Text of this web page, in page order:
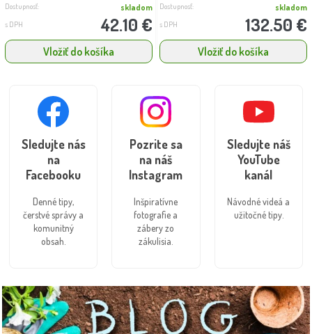
Dostupnosť: skladom
s DPH 42.10 €
Vložiť do košíka
Dostupnosť: skladom
s DPH 132.50 €
Vložiť do košíka
Sledujte nás
na
Facebooku
Denné tipy,
čerstvé správy a
komunitný
obsah.
Pozrite sa
na náš
Instagram
Inšpiratívne
fotografie a
zábery zo
zákulisia.
Sledujte náš
YouTube
kanál
Návodné videá a
užitočné tipy.